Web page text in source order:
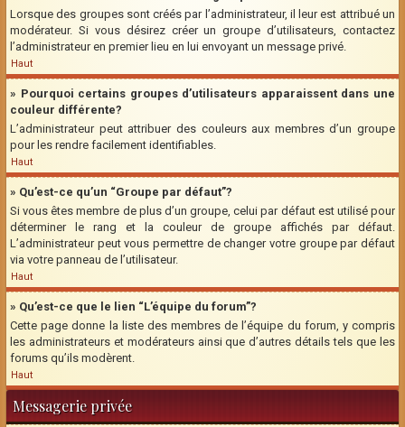
Lorsque des groupes sont créés par l’administrateur, il leur est attribué un
modérateur. Si vous désirez créer un groupe d’utilisateurs, contactez
l’administrateur en premier lieu en lui envoyant un message privé.
Haut
» Pourquoi certains groupes d’utilisateurs apparaissent dans une
couleur différente?
L’administrateur peut attribuer des couleurs aux membres d’un groupe
pour les rendre facilement identifiables.
Haut
» Qu’est-ce qu’un “Groupe par défaut”?
Si vous êtes membre de plus d’un groupe, celui par défaut est utilisé pour
déterminer le rang et la couleur de groupe affichés par défaut.
L’administrateur peut vous permettre de changer votre groupe par défaut
via votre panneau de l’utilisateur.
Haut
» Qu’est-ce que le lien “L’équipe du forum”?
Cette page donne la liste des membres de l’équipe du forum, y compris
les administrateurs et modérateurs ainsi que d’autres détails tels que les
forums qu’ils modèrent.
Haut
Messagerie privée